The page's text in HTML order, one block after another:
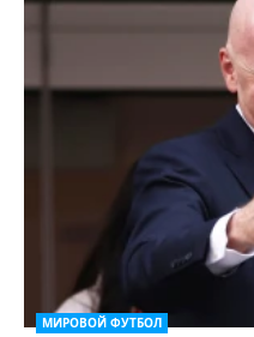
МИРОВОЙ ФУТБОЛ